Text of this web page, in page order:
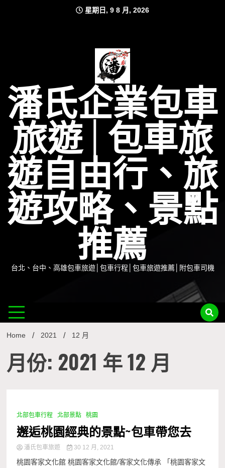
星期日, 9 8 月, 2026
潘氏企業包車
旅遊│包車旅
遊自由行、旅
遊攻略、景點
推薦
台北、台中、高雄包車旅遊│包車行程│包車旅遊推薦│附包車司機
Home 2021 12 月
月份: 2021 年 12 月
1 Minute
北部包車行程 北部景點 桃園
邂逅桃園經典的景點~包車帶您去
潘氏包車旅遊 30 12 月, 2021
桃園客家文化館 桃園客家文化館/客家文化傳承 「桃園客家文